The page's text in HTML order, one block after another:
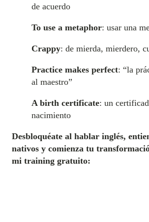
de acuerdo
To use a metaphor: usar una
Crappy: de mierda, mierdero,
Practice makes perfect: “la
al maestro”
A birth certificate: un
nacimiento
Desbloquéate al hablar inglés,
nativos y comienza tu
mi training gratuito: